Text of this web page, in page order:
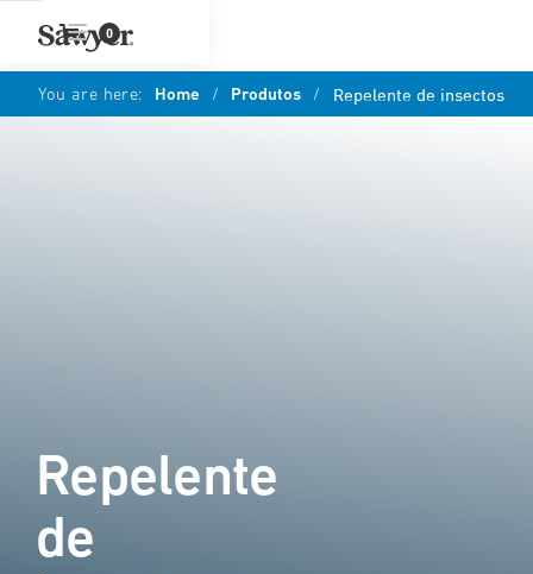
0
You are here: Home / Produtos / Repelente de insectos
Repelente
de